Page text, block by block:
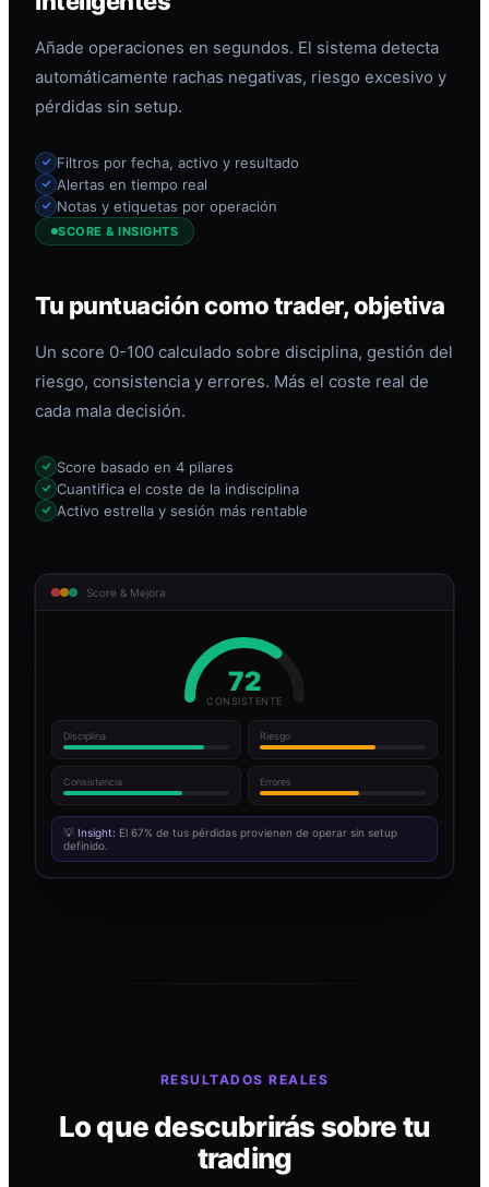
Añade operaciones en segundos. El sistema detecta
automáticamente rachas negativas, riesgo excesivo y
pérdidas sin setup.
Filtros por fecha, activo y resultado
Alertas en tiempo real
Notas y etiquetas por operación
SCORE & INSIGHTS
Tu puntuación como trader, objetiva
Un score 0-100 calculado sobre disciplina, gestión del
riesgo, consistencia y errores. Más el coste real de
cada mala decisión.
Score basado en 4 pilares
Cuantifica el coste de la indisciplina
Activo estrella y sesión más rentable
Score & Mejora
72
CONSISTENTE
Disciplina Riesgo
Consistencia Errores
💡 Insight: El 67% de tus pérdidas provienen de operar sin setup
definido.
RESULTADOS REALES
Lo que descubrirás sobre tu
trading